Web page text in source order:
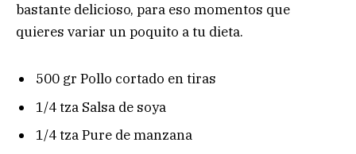
bastante delicioso, para eso momentos que
quieres variar un poquito a tu dieta.
500 gr Pollo cortado en tiras
1/4 tza Salsa de soya
1/4 tza Pure de manzana